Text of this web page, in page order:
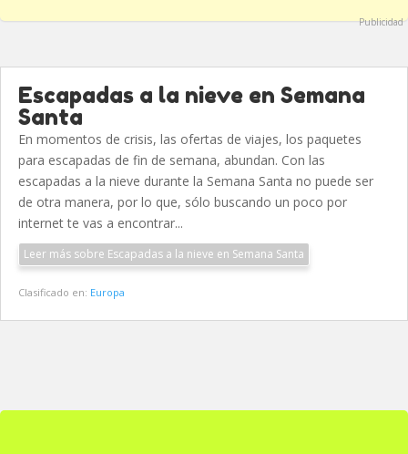
Publicidad
Escapadas a la nieve en Semana
Santa
En momentos de crisis, las ofertas de viajes, los paquetes
para escapadas de fin de semana, abundan. Con las
escapadas a la nieve durante la Semana Santa no puede ser
de otra manera, por lo que, sólo buscando un poco por
internet te vas a encontrar...
Leer más sobre Escapadas a la nieve en Semana Santa
Clasificado en: Europa